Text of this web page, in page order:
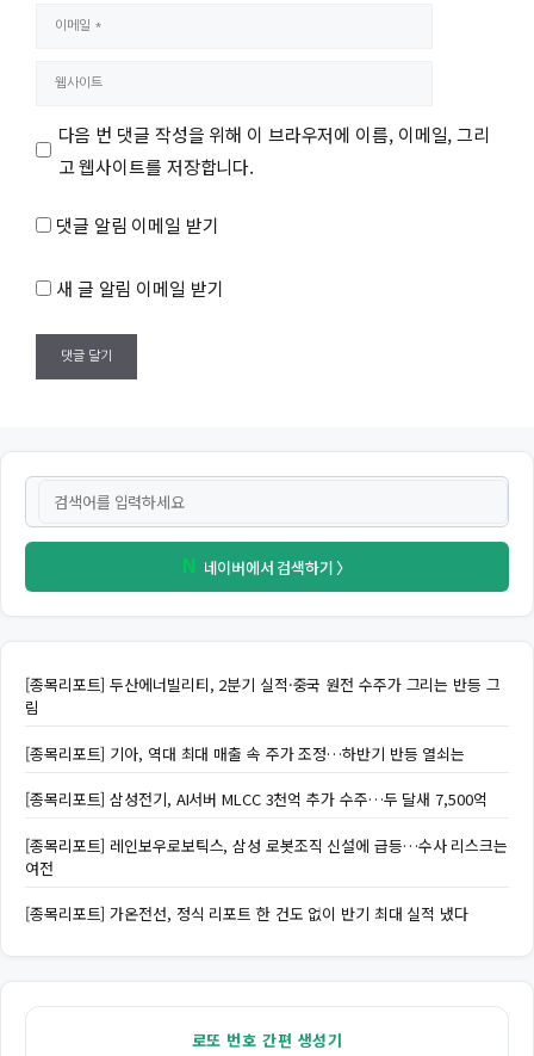
이 다음 번 댓글 작성을 위해 이 브라우저에 이름, 이메일, 그리
고 웹사이트를 저장합니다.
댓글 알림 이메일 받기
새 글 알림 이메일 받기
N 네이버에서 검색하기 〉
[종목리포트] 두산에너빌리티, 2분기 실적·중국 원전 수주가 그리는 반등 그
림
[종목리포트] 기아, 역대 최대 매출 속 주가 조정…하반기 반등 열쇠는
[종목리포트] 삼성전기, AI서버 MLCC 3천억 추가 수주…두 달새 7,500억
[종목리포트] 레인보우로보틱스, 삼성 로봇조직 신설에 급등…수사 리스크는
여전
[종목리포트] 가온전선, 정식 리포트 한 건도 없이 반기 최대 실적 냈다
로또 번호 간편 생성기